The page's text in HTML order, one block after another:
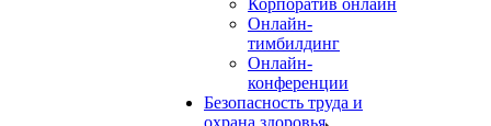
Корпоратив онлайн
Онлайн-
тимбилдинг
Онлайн-
конференции
Безопасность труда и
охрана здоровья